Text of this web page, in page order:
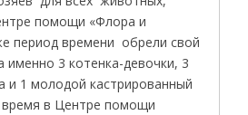
помощи «Флора и
период времени обрели свой
3 котенка-девочки, 3
и 1 молодой кастрированный
в Центре помощи